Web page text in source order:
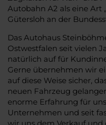
Autobahn A2 als eine Art
Gütersloh an der
Das Autohaus
Ostwestfalen seit vielen
natürlich auf für
Gerne übernehmen wir
auf diese Weise sicher,
neuen Fahrzeug
enorme Erfahrung für
Unternehmen und seit
wir uns dem Verkauf und